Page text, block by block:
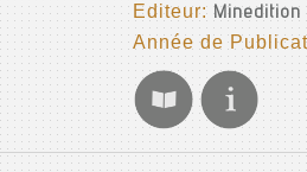
Editeur: Minedition
Année de